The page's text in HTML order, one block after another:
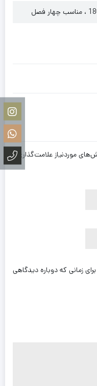
موردنیاز علامت‌گذاری
زمانی که دوباره دیدگاهی